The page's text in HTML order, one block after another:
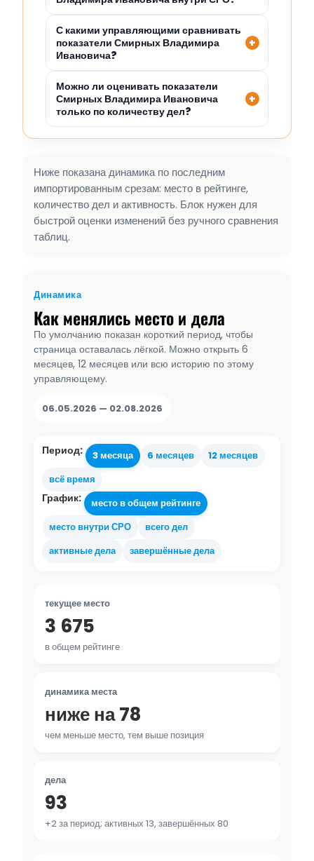
С какими управляющими сравнивать
показатели Смирных Владимира
Ивановича?
Можно ли оценивать показатели
Смирных Владимира Ивановича
только по количеству дел?
Ниже показана динамика по последним
импортированным срезам: место в рейтинге,
количество дел и активность. Блок нужен для
быстрой оценки изменений без ручного сравнения
таблиц.
Динамика
Как менялись место и дела
По умолчанию показан короткий период, чтобы
страница оставалась лёгкой. Можно открыть 6
месяцев, 12 месяцев или всю историю по этому
управляющему.
06.05.2026 — 02.08.2026
Период: 3 месяца 6 месяцев
12 месяцев
всё время
График:
место в общем рейтинге
место внутри СРО
всего дел
активные дела
завершённые дела
текущее место
3 675
в общем рейтинге
динамика места
ниже на 78
чем меньше место, тем выше позиция
дела
93
+2 за период; активных 13, завершённых 80